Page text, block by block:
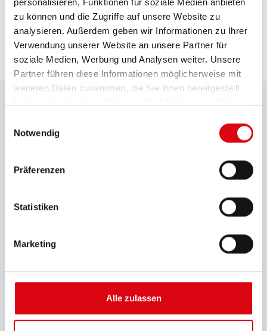
personalisieren, Funktionen für soziale Medien anbieten
zu können und die Zugriffe auf unsere Website zu
analysieren. Außerdem geben wir Informationen zu Ihrer
Verwendung unserer Website an unsere Partner für
soziale Medien, Werbung und Analysen weiter. Unsere
Partner führen diese Informationen möglicherweise mit
weiteren Daten zusammen, die Sie ihnen bereitgestellt
Notwendig
Präferenzen
Statistiken
Marketing
Alle zulassen
TECHNISCHE DETAILS
Modell
Anwendung
Standard, Ca, AGM, EFB, Start/Stop, GEL, LiFePO4